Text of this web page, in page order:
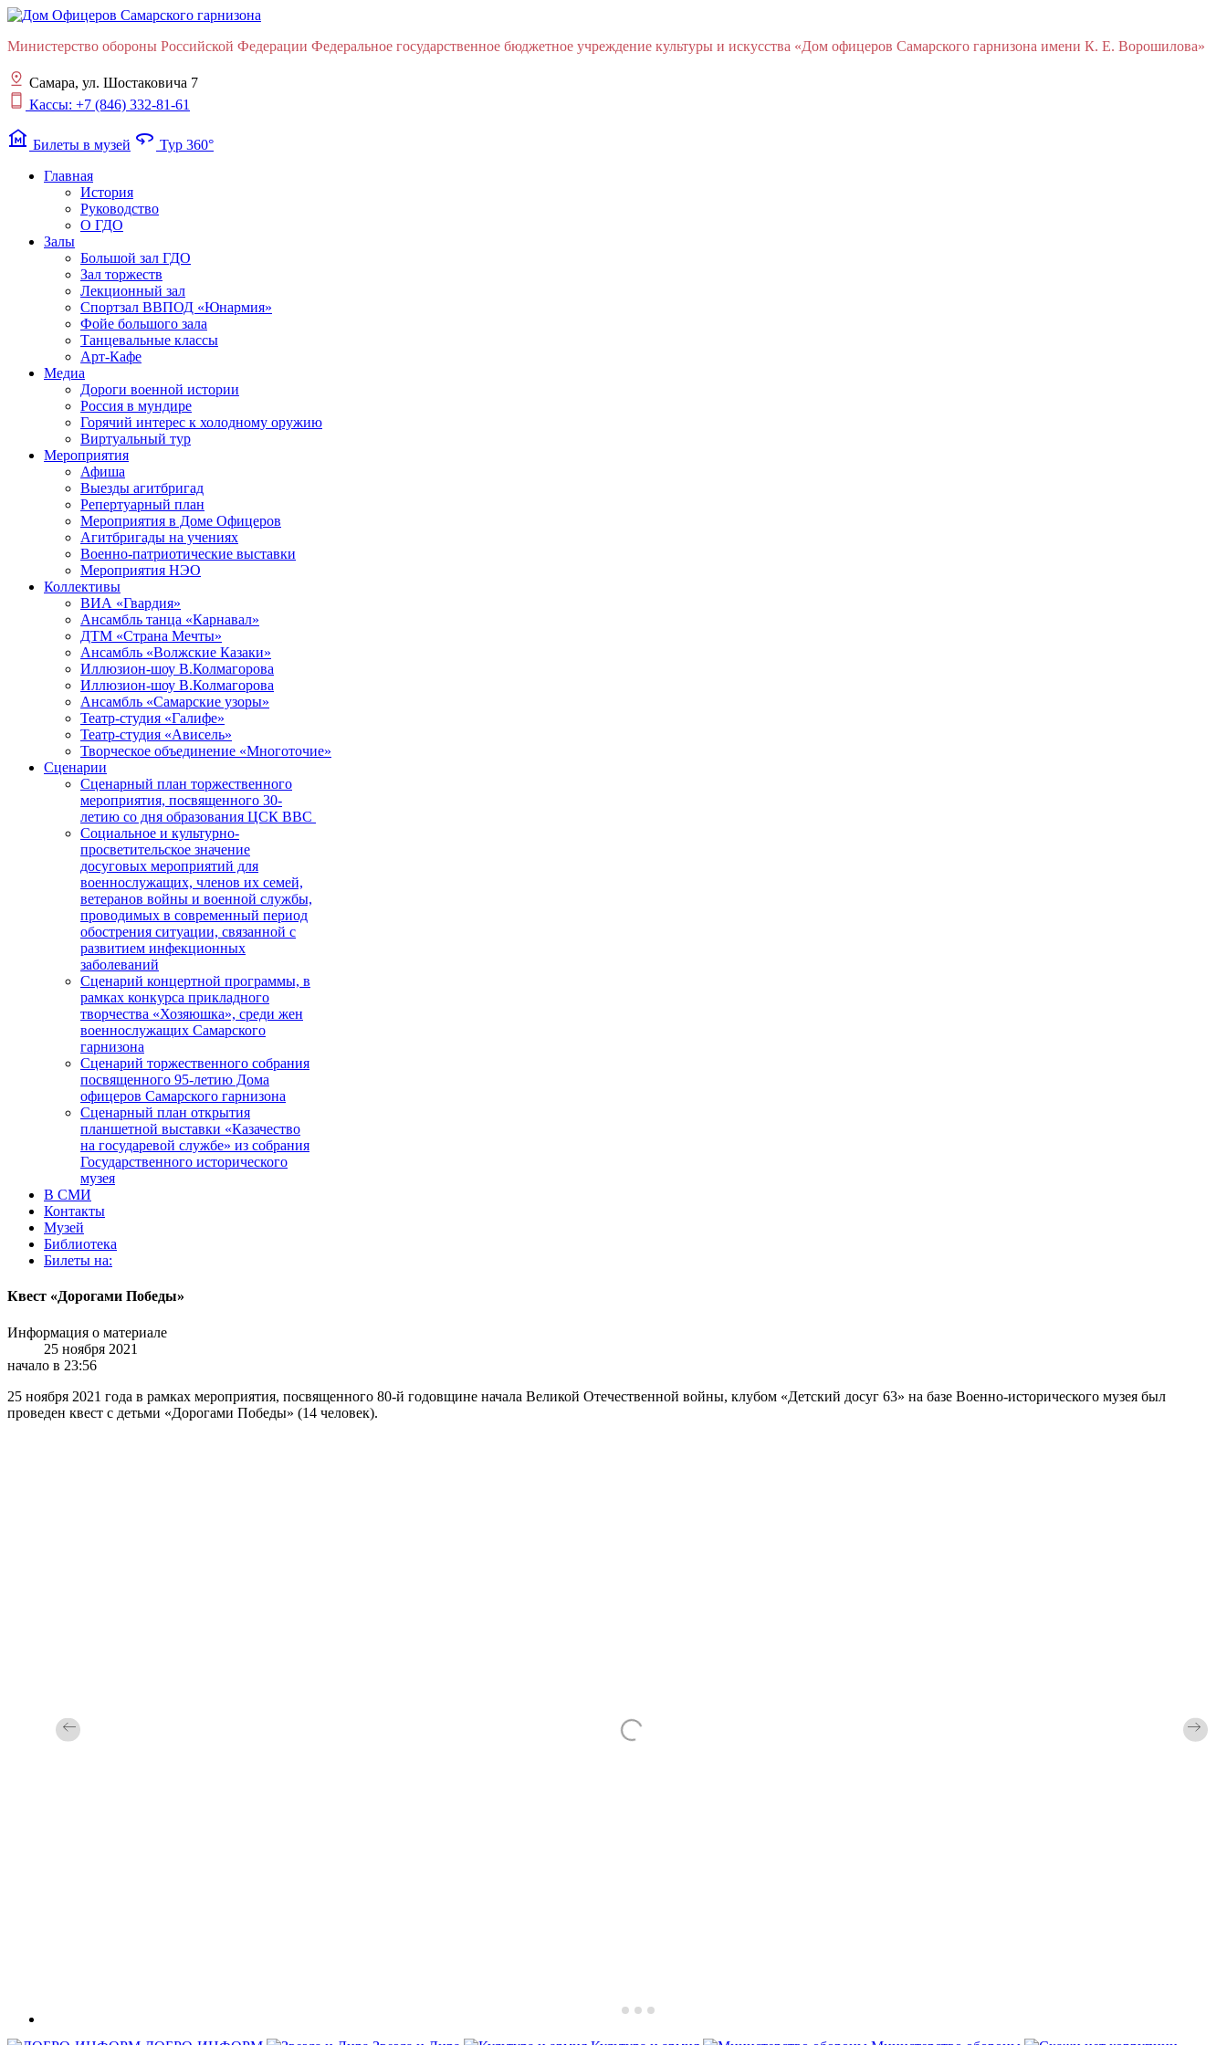
Министерство обороны Российской Федерации Федеральное государственное бюджетное учреждение культуры и искусства «Дом офицеров Cамарского гарнизона имени К. Е. Ворошилова»
Самара, ул. Шостаковича 7
Кассы: +7 (846) 332-81-61
museum Билеты в музей 360 Тур 360°
Главная
История
Руководство
О ГДО
Залы
Большой зал ГДО
Зал торжеств
Лекционный зал
Cпортзал ВВПОД «Юнармия»
Фойе большого зала
Танцевальные классы
Арт-Кафе
Медиа
Дороги военной истории
Россия в мундире
Горячий интерес к холодному оружию
Виртуальный тур
Мероприятия
Афиша
Выезды агитбригад
Репертуарный план
Мероприятия в Доме Офицеров
Агитбригады на учениях
Военно-патриотические выставки
Мероприятия НЭО
Коллективы
ВИА «Гвардия»
Ансамбль танца «Карнавал»
ДТМ «Страна Мечты»
Ансамбль «Волжские Казаки»
Иллюзион-шоу В.Колмагорова
Иллюзион-шоу В.Колмагорова
Ансамбль «Самарские узоры»
Театр-студия «Галифе»
Театр-студия «Ависель»
Творческое объединение «Многоточие»
Сценарии
Сценарный план торжественного
мероприятия, посвященного 30-
летию со дня образования ЦСК ВВС
Социальное и культурно-
просветительское значение
досуговых мероприятий для
военнослужащих, членов их семей,
ветеранов войны и военной службы,
проводимых в современный период
обострения ситуации, связанной с
развитием инфекционных
заболеваний
Сценарий концертной программы, в
рамках конкурса прикладного
творчества «Хозяюшка», среди жен
военнослужащих Самарского
гарнизона
Сценарий торжественного собрания
посвященного 95-летию Дома
офицеров Самарского гарнизона
Сценарный план открытия
планшетной выставки «Казачество
на государевой службе» из собрания
Государственного исторического
музея
В СМИ
Контакты
Музей
Библиотека
Билеты на:
Квест «Дорогами Победы»
Информация о материале
25 ноября 2021
начало в 23:56
25 ноября 2021 года в рамках мероприятия, посвященного 80-й годовщине начала Великой Отечественной войны, клубом «Детский досуг 63» на базе Военно-исторического музея был
проведен квест с детьми «Дорогами Победы» (14 человек).